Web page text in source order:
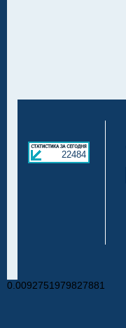
22484
0.0092751979827881